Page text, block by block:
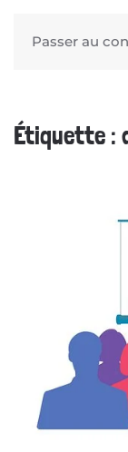
Passer au
Étiquette :